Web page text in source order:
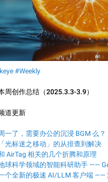
#Weekly
周创作总结（2025.3.3-3.9）
道更新
一了，需要办公的沉浸 BGM 么？
「光标迷之移动」的从排查到解决
AirTag 相关的几个折腾和原理
球科学领域的智能科研助手 ——
个全新的极速 AI/LLM 客户端 ——